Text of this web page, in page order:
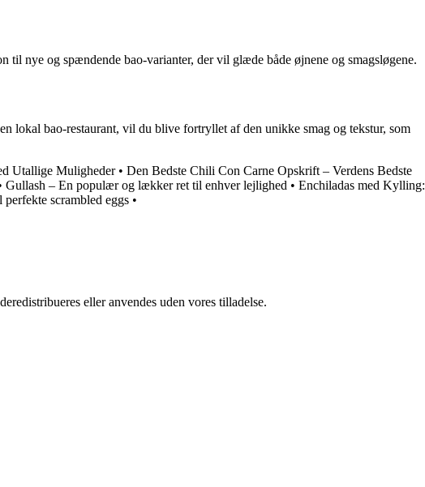
til nye og spændende bao-varianter, der vil glæde både øjnene og smagsløgene.
lokal bao-restaurant, vil du blive fortryllet af den unikke smag og tekstur, som
Utallige Muligheder• Den Bedste Chili Con Carne Opskrift – Verdens Bedste
Gullash – En populær og lækker ret til enhver lejlighed • Enchiladas med Kylling:
scrambled eggs •
eller anvendes uden vores tilladelse.